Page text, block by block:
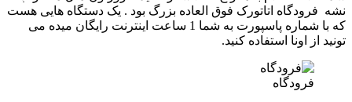
نشه فرودگاه اتاتورک فوق العاده بزرگ بود . یک دستگاه هایی هست
که با شماره پاسپورت به شما 1 ساعت اینترنت رایگان میده می
تونید از اونا استفاده کنید.
فرودگاه